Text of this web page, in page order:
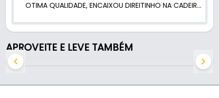
OTIMA QUALIDADE, ENCAIXOU DIREITINHO NA CADEIRA, RECOMENDO MUITO!.
APROVEITE E LEVE TAMBÉM